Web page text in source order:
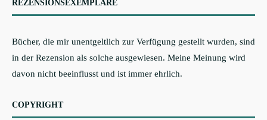
REZENSIONSEXEMPLARE
Bücher, die mir unentgeltlich zur Verfügung gestellt wurden, sind
in der Rezension als solche ausgewiesen. Meine Meinung wird
davon nicht beeinflusst und ist immer ehrlich.
COPYRIGHT